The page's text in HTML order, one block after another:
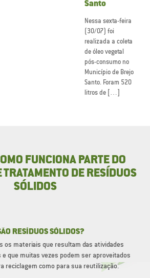
Santo
Nessa sexta-feira
(30/07) foi
realizada a coleta
de óleo vegetal
pós-consumo no
Município de Brejo
Santo. Foram 520
litros de […]
FUNCIONA PARTE DO
TRATAMENTO DE RESÍDUOS
SÓLIDOS
RESÍDUOS SÓLIDOS?
os materiais que resultam das atividades
e que muitas vezes podem ser aproveitados
reciclagem como para sua reutilização.